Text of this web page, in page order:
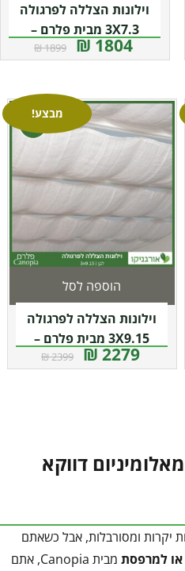
וילונות הצללה לפרגולה
3X7.3 מבית פלרם –
Canopia1804 ₪
1899 ₪
מבצע!
וילונות הצללה לפרגולה
3X9.15 מבית פלרם –
Canopia2279 ₪
2399 ₪
הוספה לסל
דווקא
יקרות ומסורבלות, אבל כשאתם
או למרפסת
מבית Canopia, אתם